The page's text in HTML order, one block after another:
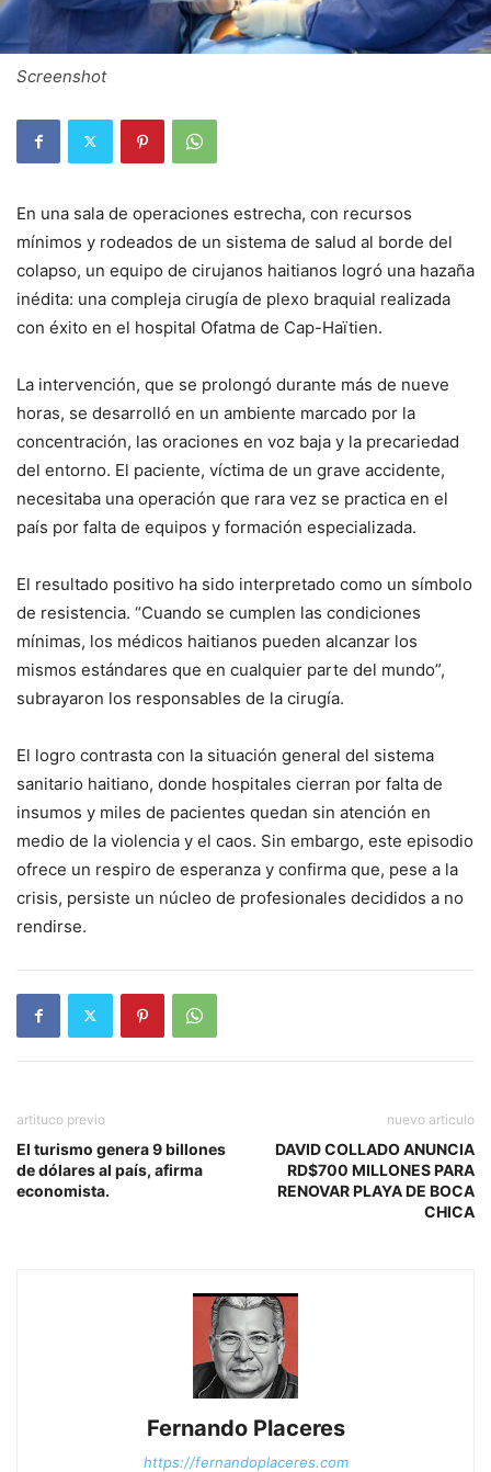
Screenshot
En una sala de operaciones estrecha, con recursos
mínimos y rodeados de un sistema de salud al borde del
colapso, un equipo de cirujanos haitianos logró una hazaña
inédita: una compleja cirugía de plexo braquial realizada
con éxito en el hospital Ofatma de Cap-Haïtien.
La intervención, que se prolongó durante más de nueve
horas, se desarrolló en un ambiente marcado por la
concentración, las oraciones en voz baja y la precariedad
del entorno. El paciente, víctima de un grave accidente,
necesitaba una operación que rara vez se practica en el
país por falta de equipos y formación especializada.
El resultado positivo ha sido interpretado como un símbolo
de resistencia. “Cuando se cumplen las condiciones
mínimas, los médicos haitianos pueden alcanzar los
mismos estándares que en cualquier parte del mundo”,
subrayaron los responsables de la cirugía.
El logro contrasta con la situación general del sistema
sanitario haitiano, donde hospitales cierran por falta de
insumos y miles de pacientes quedan sin atención en
medio de la violencia y el caos. Sin embargo, este episodio
ofrece un respiro de esperanza y confirma que, pese a la
crisis, persiste un núcleo de profesionales decididos a no
rendirse.
artituco previo
El turismo genera 9 billones
de dólares al país, afirma
economista.
nuevo articulo
DAVID COLLADO ANUNCIA
RD$700 MILLONES PARA
RENOVAR PLAYA DE BOCA
CHICA
Fernando Placeres
https://fernandoplaceres.com